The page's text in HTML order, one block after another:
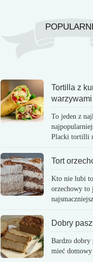
Tortilla z
warzywami
To jeden z
Placki tortilli
Tort
Kto nie lubi
orzechowy to
Dobry
Bardzo dobry
mieć domowy